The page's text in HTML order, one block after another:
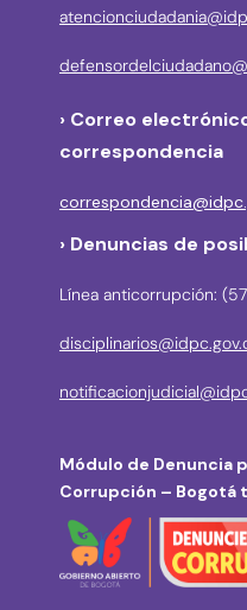
› Correo
correspondencia
› Denuncias de
Línea anticorrupción:
Módulo de Denuncia
Corrupción – Bogotá